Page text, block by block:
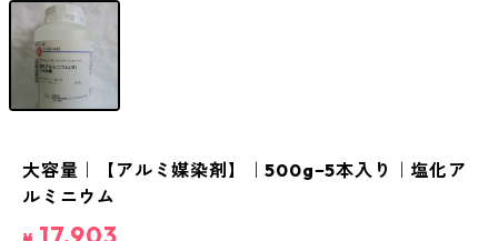
大容量｜【アルミ媒染剤】｜500g−5本入り｜塩化ア
ルミニウム